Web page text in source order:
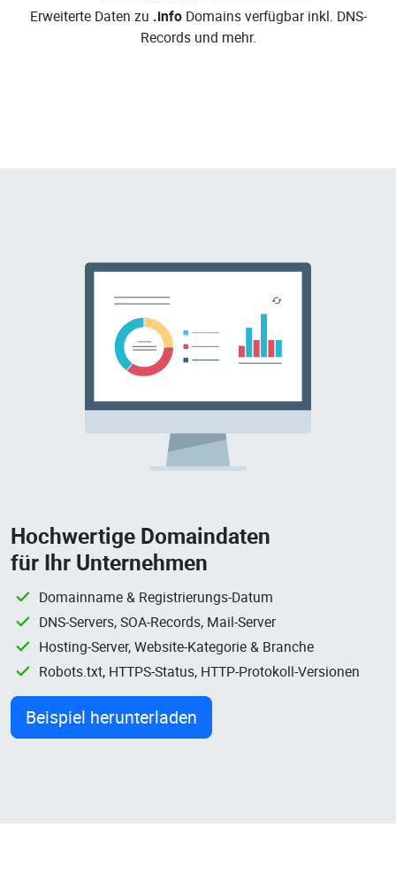
Erweiterte Daten zu .infoDomains verfügbar inkl. DNS-
Records und mehr.
Hochwertige Domaindaten
für Ihr Unternehmen
Domainname & Registrierungs-Datum
DNS-Servers, SOA-Records, Mail-Server
Hosting-Server, Website-Kategorie & Branche
Robots.txt, HTTPS-Status, HTTP-Protokoll-Versionen
Beispiel herunterladen